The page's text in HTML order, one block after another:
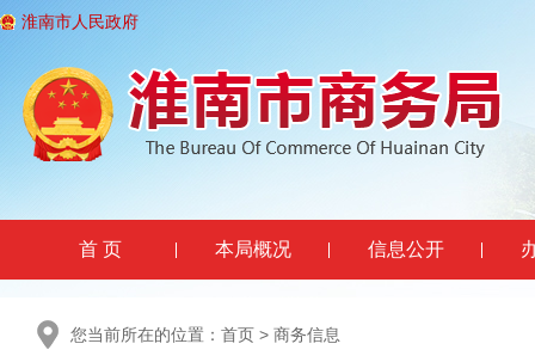
淮南市人民政府
首 页 本局概况 信息公开
您当前所在的位置： 首页 > 商务信息